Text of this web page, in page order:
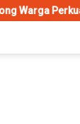
Ketahanan